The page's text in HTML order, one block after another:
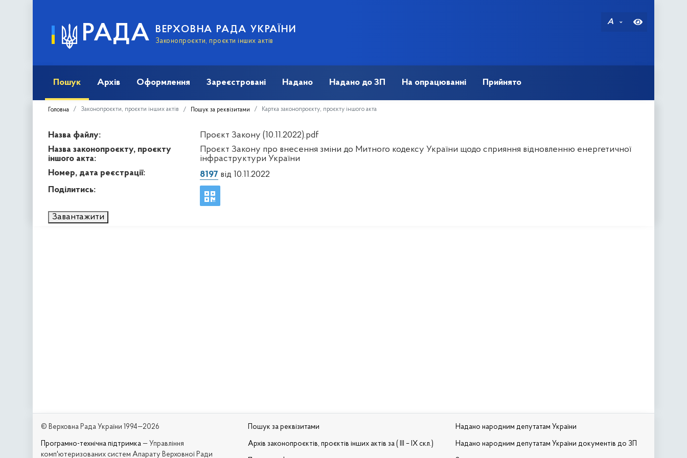
РАДА ВЕРХОВНА РАДА УКРАЇНИ
Законопроєкти, проєкти інших актів
A
Пошук Архів Оформлення Зареєстровані Надано Надано до ЗП На опрацюванні Прийнято
Головна Законопроєкти, проєкти інших актів Пошук за реквізитами Картка законопроєкту, проєкту іншого акта
Назва файлу:
Проєкт Закону (10.11.2022).pdf
Назва законопроєкту, проєкту
іншого акта:
Проєкт Закону про внесення зміни до Митного кодексу України щодо сприяння відновленню енергетичної
інфраструктури України
Номер, дата реєстрації:
8197 від 10.11.2022
Поділитись:
Завантажити
© Верховна Рада України 1994—2026
Програмно-технічна підтримка — Управління
комп'ютеризованих систем Апарату Верховної Ради
Пошук за реквізитами
Архів законопроєктів, проєктів інших актів за ( III – IX скл.)
Надано народним депутатам України
Надано народним депутатам України документів до ЗП